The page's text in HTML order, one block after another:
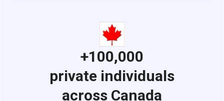
+100,000
private individuals
across Canada